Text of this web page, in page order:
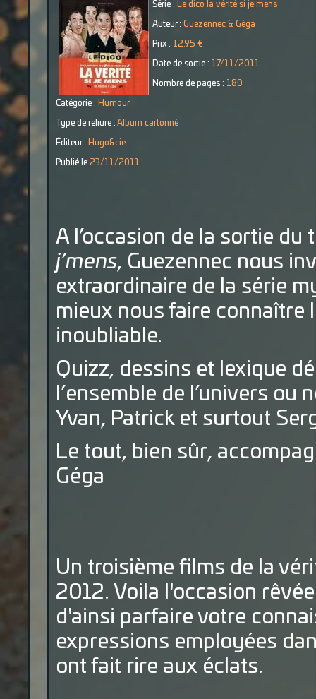
Série : Le dico la vérité si je mens
Auteur : Guezennec & Géga
Prix : 12.95 €
Date de sortie : 17/11/2011
Nombre de pages : 180
Catégorie : Humour
Type de reliure : Album cartonné
Éditeur : Hugo&cie
Publié le 23/11/2011
A l’occasion de la sortie
j’mens, Guezennec nous
extraordinaire de la série
mieux nous faire connaître
inoubliable.
Quizz, dessins et lexique
l’ensemble de l’univers
Yvan, Patrick et surtout
Le tout, bien sûr,
Géga
Un troisième films de la
2012. Voila l'occasion
d'ainsi parfaire votre
expressions employées
ont fait rire aux éclats.